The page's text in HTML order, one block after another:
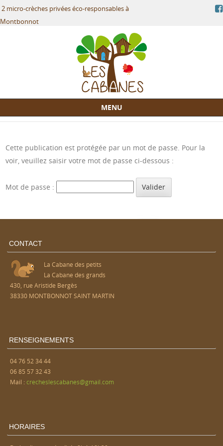
2 micro-crèches privées éco-responsables à
Montbonnot
MENU
Skip to content
Cette publication est protégée par un mot de passe. Pour la
voir, veuillez saisir votre mot de passe ci-dessous :
Mot de passe :
CONTACT
La Cabane des petits
La Cabane des grands
430, rue Aristide Bergès
38330 MONTBONNOT SAINT MARTIN
RENSEIGNEMENTS
04 76 52 34 44
06 85 57 32 43
Mail : crecheslescabanes@gmail.com
HORAIRES